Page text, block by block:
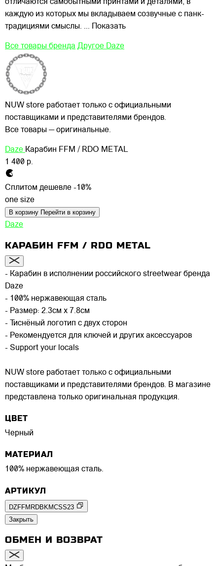
отличаются самобытными принтами и деталями, в
каждую из которых мы вкладываем созвучные с панк-
традициями смыслы. ... Показать
Все товары бренда Другое Daze
NUW store работает только с официальными
поставщиками и представителями брендов.
Все товары — оригинальные.
Daze Карабин FFM / RDO METAL
1 400 р.
Сплитом дешевле -10%
one size
В корзину Перейти в корзину
Daze
КАРАБИН FFM / RDO METAL
- Карабин в исполнении российского streetwear бренда
Daze
- 100% нержавеющая сталь
- Размер: 2.3см x 7.8см
- Тиснёный логотип с двух сторон
- Рекомендуется для ключей и других аксессуаров
- Support your locals
NUW store работает только с официальными
поставщиками и представителями брендов. В магазине
представлена только оригинальная продукция.
ЦВЕТ
Черный
МАТЕРИАЛ
100% нержавеющая сталь.
АРТИКУЛ
DZFFMRDBKMCSS23
Закрыть
ОБМЕН И ВОЗВРАТ